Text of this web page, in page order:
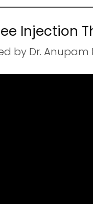
Injection
by Dr.